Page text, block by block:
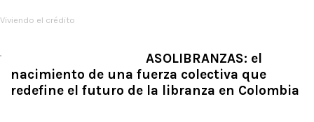
Viviendo el crédito
ASOLIBRANZAS: el
nacimiento de una fuerza colectiva que
redefine el futuro de la libranza en Colombia